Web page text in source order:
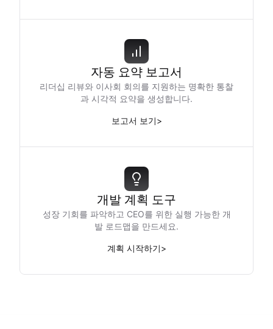
자동 요약 보고서
리더십 리뷰와 이사회 회의를 지원하는 명확한 통찰
과 시각적 요약을 생성합니다.
보고서 보기>
개발 계획 도구
성장 기회를 파악하고 CEO를 위한 실행 가능한 개
발 로드맵을 만드세요.
계획 시작하기>